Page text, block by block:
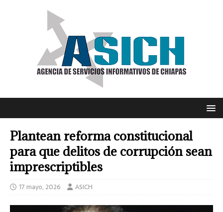
Plantean reforma constitucional
para que delitos de corrupción sean
imprescriptibles
17 mayo, 2026 ASICH